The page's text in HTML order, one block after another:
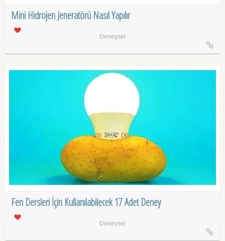
Mini Hidrojen Jeneratörü Nasıl Yapılır
Deneysel
Fen Dersleri İçin Kullanılabilecek 17 Adet Deney
Deneysel